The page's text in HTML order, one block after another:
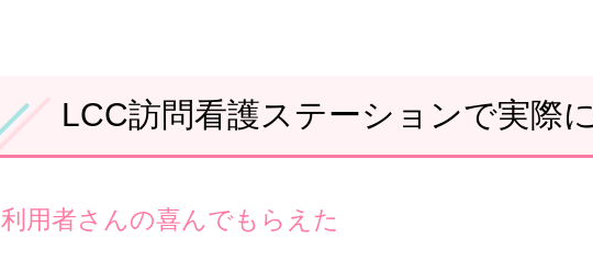
LCC訪問看護ステーションで実際
利用者さんの喜んでもらえた